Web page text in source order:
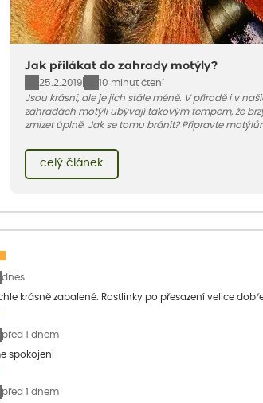
Jak přilákat do zahrady motýly?
25.2.2019
10 minut čtení
Jsou krásní, ale je jich stále méně. V přírodě i v
zahradách motýli ubývají takovým tempem, že
zmizet úplně. Jak se tomu bránit? Připravte
celý článek
dnes
krásně zabalené. Rostlinky po přesazení velice
před 1 dnem
spokojeni
před 1 dnem